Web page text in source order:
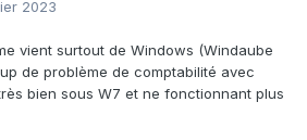
2023
vient surtout de Windows (Windaube
de problème de comptabilité avec
bien sous W7 et ne fonctionnant plus